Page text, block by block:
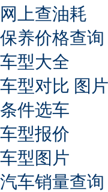
网上查油耗
保养价格查询
车型大全
车型对比 图
条件选车
车型报价
车型图片
汽车销量查询